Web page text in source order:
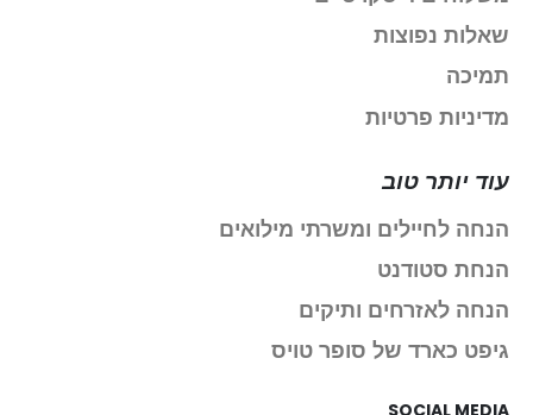
שאלות נפוצות
תמיכה
מדיניות פרטיות
עוד יותר טוב
הנחה לחיילים ומשרתי מילואים
הנחת סטודנט
הנחה לאזרחים ותיקים
גיפט כארד של סופר טויס